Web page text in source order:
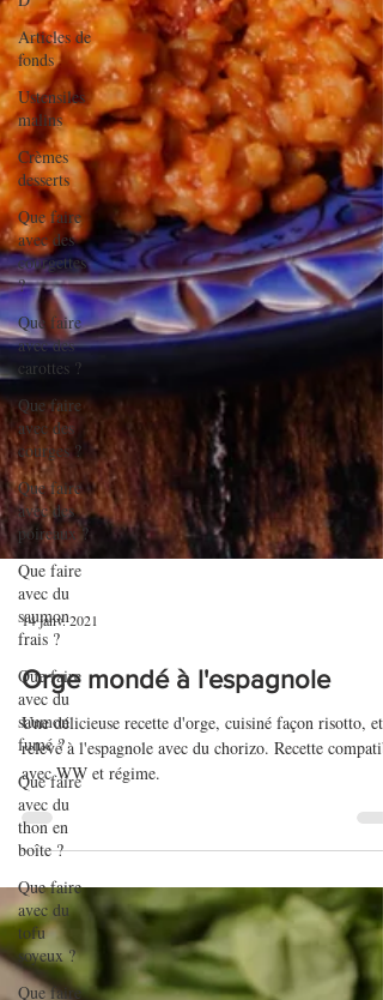
Articles de
fonds
Ustensiles
malins
Crèmes
desserts
Que faire
avec des
courgettes
?
Que faire
avec des
carottes ?
Que faire
avec des
courges ?
Que faire
avec des
poireaux ?
Que faire
avec du
saumon
frais ?
Que faire
avec du
saumon
fumé ?
Que faire
avec du
thon en
boîte ?
Que faire
avec du
tofu
soyeux ?
Que faire
14 janv. 2021
Orge mondé à l'espagnole
relevé à l'espagnole avec du chorizo. Recette
avec WW et régime.